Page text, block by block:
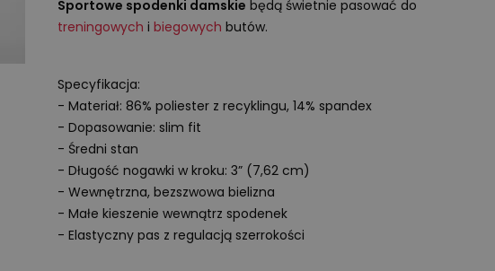
Sportowe spodenki damskie będą świetnie pasować do
treningowych i biegowych butów.
Specyfikacja:
- Materiał: 86% poliester z recyklingu, 14% spandex
- Dopasowanie: slim fit
- Średni stan
- Długość nogawki w kroku: 3” (7,62 cm)
- Wewnętrzna, bezszwowa bielizna
- Małe kieszenie wewnątrz spodenek
- Elastyczny pas z regulacją szerrokości